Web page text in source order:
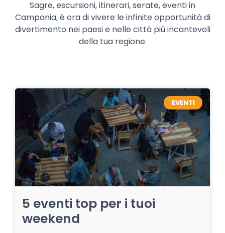
Sagre, escursioni, itinerari, serate, eventi in
Campania, è ora di vivere le infinite opportunità di
divertimento nei paesi e nelle città più incantevoli
della tua regione.
EVENTI
5 eventi top per i tuoi
weekend